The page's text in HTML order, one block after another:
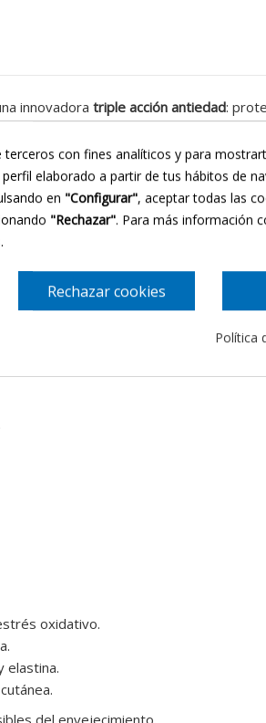
innovadora triple acción antiedad:
el contorno facial.
y firmeza de la piel. Está
oxidativo.
elastina.
del envejecimiento.
con fines analíticos y para
elaborado a partir de tus hábitos de
en "Configurar", aceptar todas las
"Rechazar". Para más información
.
Rechazar cookies
Política